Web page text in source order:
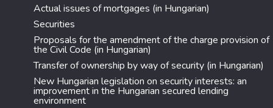
Actual issues of mortgages (in Hungarian)
Securities
Proposals for the amendment of the charge provision of
the Civil Code (in Hungarian)
Transfer of ownership by way of security (in Hungarian)
New Hungarian legislation on security interests: an
improvement in the Hungarian secured lending
environment